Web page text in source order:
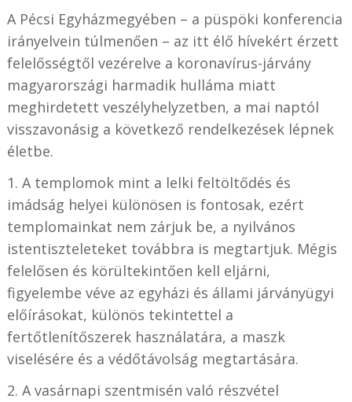
A Pécsi Egyházmegyében – a püspöki konferencia
irányelvein túlmenően – az itt élő hívekért érzett
felelősségtől vezérelve a koronavírus-járvány
magyarországi harmadik hulláma miatt
meghirdetett veszélyhelyzetben, a mai naptól
visszavonásig a következő rendelkezések lépnek
életbe.
1. A templomok mint a lelki feltöltődés és
imádság helyei különösen is fontosak, ezért
templomainkat nem zárjuk be, a nyilvános
istentiszteleteket továbbra is megtartjuk. Mégis
felelősen és körültekintően kell eljárni,
figyelembe véve az egyházi és állami járványügyi
előírásokat, különös tekintettel a
fertőtlenítőszerek használatára, a maszk
viselésére és a védőtávolság megtartására.
2. A vasárnapi szentmisén való részvétel